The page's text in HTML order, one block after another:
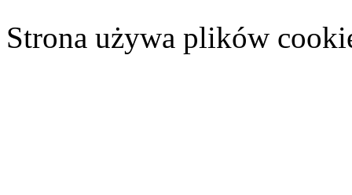
Strona używa plików